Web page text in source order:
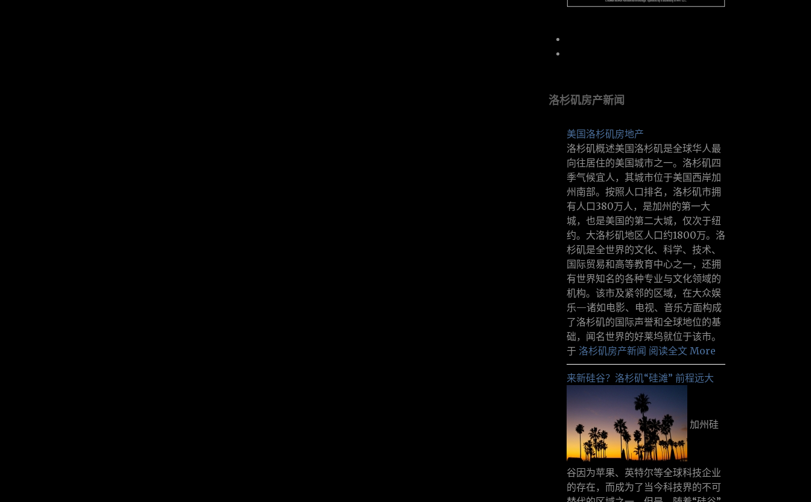
洛杉矶房产新闻
美国洛杉矶房地产
洛杉矶概述美国洛杉矶是全球华人最
向往居住的美国城市之一。洛杉矶四
季气候宜人，其城市位于美国西岸加
州南部。按照人口排名，洛杉矶市拥
有人口380万人，是加州的第一大
城，也是美国的第二大城，仅次于纽
约。大洛杉矶地区人口约1800万。洛
杉矶是全世界的文化、科学、技术、
国际贸易和高等教育中心之一，还拥
有世界知名的各种专业与文化领域的
机构。该市及紧邻的区域，在大众娱
乐—诸如电影、电视、音乐方面构成
了洛杉矶的国际声誉和全球地位的基
础，闻名世界的好莱坞就位于该市。
于 洛杉矶房产新闻 阅读全文 More
来新硅谷？洛杉矶“硅滩” 前程远大
加州硅
谷因为苹果、英特尔等全球科技企业
的存在，而成为了当今科技界的不可